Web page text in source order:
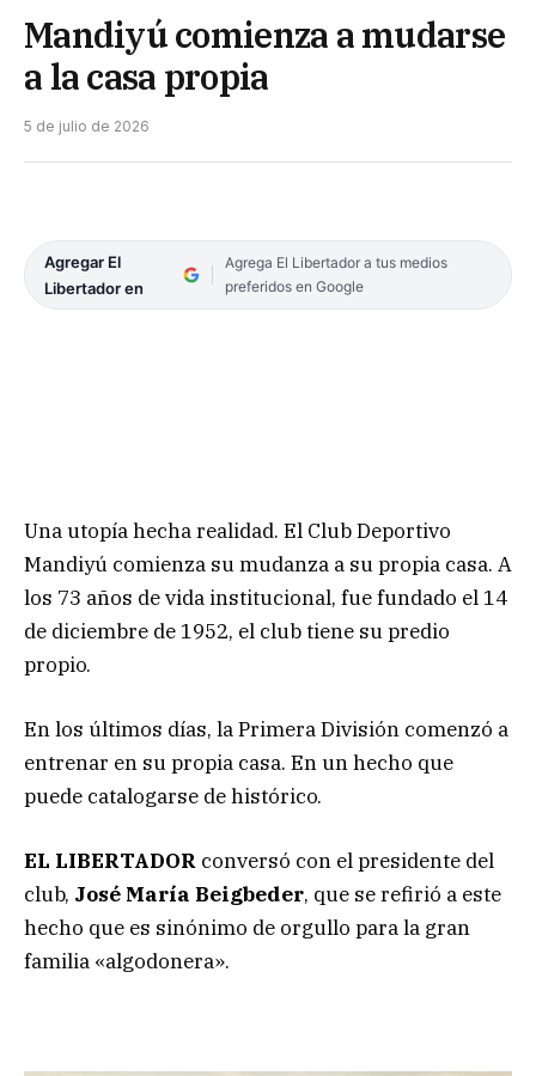
Mandiyú comienza a mudarse
a la casa propia
5 de julio de 2026
Agregar El
Libertador en
Agrega El Libertador a tus medios
preferidos en Google
Una utopía hecha realidad. El Club Deportivo
Mandiyú comienza su mudanza a su propia casa. A
los 73 años de vida institucional, fue fundado el 14
de diciembre de 1952, el club tiene su predio
propio.
En los últimos días, la Primera División comenzó a
entrenar en su propia casa. En un hecho que
puede catalogarse de histórico.
EL LIBERTADOR conversó con el presidente del
club, José María Beigbeder, que se refirió a este
hecho que es sinónimo de orgullo para la gran
familia «algodonera».